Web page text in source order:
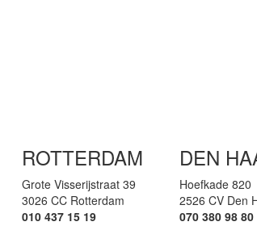
ROTTERDAM
Grote Visserijstraat 39
3026 CC Rotterdam
010 437 15 19
DEN
Hoefkade 820
2526 CV Den
070 380 98 80